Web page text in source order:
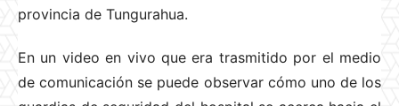
provincia de Tungurahua.
En un video en vivo que era trasmitido por el medio
de comunicación se puede observar cómo uno de los